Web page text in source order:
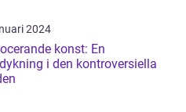
2024
konst: En
i den kontroversiella